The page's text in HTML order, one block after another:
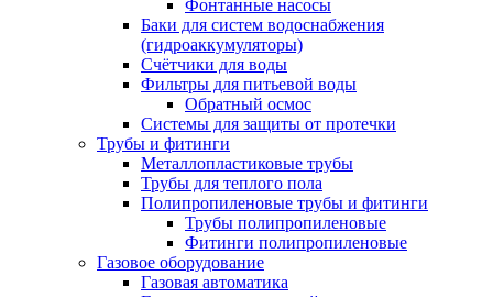
Фонтанные насосы
Баки для систем водоснабжения
(гидроаккумуляторы)
Счётчики для воды
Фильтры для питьевой воды
Обратный осмос
Системы для защиты от протечки
Трубы и фитинги
Металлопластиковые трубы
Трубы для теплого пола
Полипропиленовые трубы и фитинги
Трубы полипропиленовые
Фитинги полипропиленовые
Газовое оборудование
Газовая автоматика